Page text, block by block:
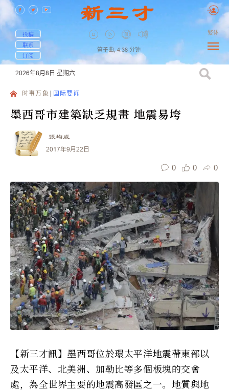
投稿
联系
订阅
笛子曲, 4:38 分钟
繁体
2026年8月8日 星期六
时事万象 国际要闻
墨西哥市建築缺乏規畫 地震易垮
張均威
2017年9月22日
0 0 0
【新三才訊】墨西哥位於環太平洋地震帶東部以
及太平洋、北美洲、加勒比等多個板塊的交會
處，為全世界主要的地震高發區之一。地質與地